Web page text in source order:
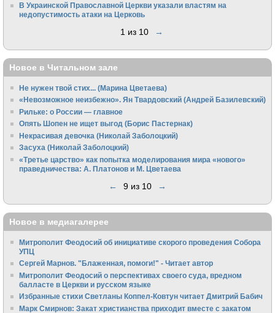
В Украинской Православной Церкви указали властям на
недопустимость атаки на Церковь
1 из 10 →
Новое в Читальном зале
Не нужен твой стих... (Марина Цветаева)
«Невозможное неизбежно». Ян Твардовский (Андрей Базилевский)
Рильке: о России — главное
Опять Шопен не ищет выгод (Борис Пастернак)
Некрасивая девочка (Николай Заболоцкий)
Засуха (Николай Заболоцкий)
«Третье царство» как попытка моделирования мира «нового»
праведничества: А. Платонов и М. Цветаева
← 9 из 10 →
Новое в медиагалерее
Митрополит Феодосий об инициативе скорого проведения Собора
УПЦ
Сергей Марнов. "Блаженная, помоги!" - Читает автор
Митрополит Феодосий о перспективах своего суда, вредном
балласте в Церкви и русском языке
Избранные стихи Светланы Коппел-Ковтун читает Дмитрий Бабич
Марк Смирнов: Закат христианства приходит вместе с закатом